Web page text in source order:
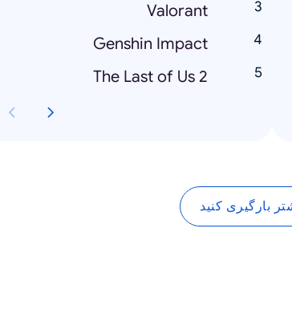
Valorant
Genshin Impact
The Last of Us 2
بارگیری کنید